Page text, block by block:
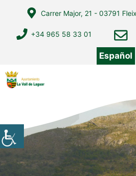
contenido
Carrer Major, 21 - 03791
+34 965 58 33 01
Español